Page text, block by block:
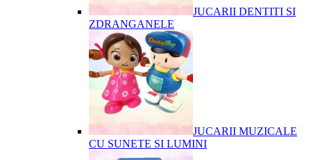
JUCARII DENTITI SI
ZDRANGANELE
JUCARII MUZICALE
CU SUNETE SI LUMINI